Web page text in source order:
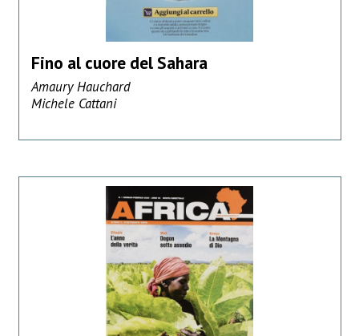
Fino al cuore del Sahara
Amaury Hauchard
Michele Cattani